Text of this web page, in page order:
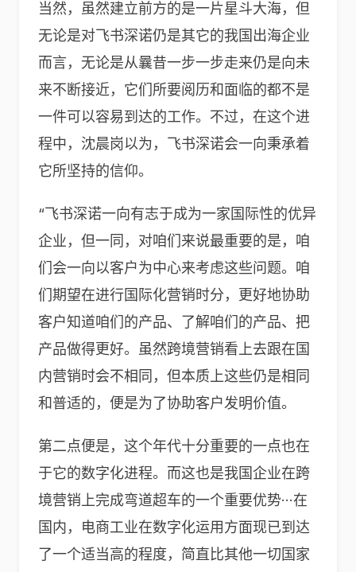
当然，虽然建立前方的是一片星斗大海，但
无论是对飞书深诺仍是其它的我国出海企业
而言，无论是从曩昔一步一步走来仍是向未
来不断接近，它们所要阅历和面临的都不是
一件可以容易到达的工作。不过，在这个进
程中，沈晨岗以为，飞书深诺会一向秉承着
它所坚持的信仰。
“飞书深诺一向有志于成为一家国际性的优异
企业，但一同，对咱们来说最重要的是，咱
们会一向以客户为中心来考虑这些问题。咱
们期望在进行国际化营销时分，更好地协助
客户知道咱们的产品、了解咱们的产品、把
产品做得更好。虽然跨境营销看上去跟在国
内营销时会不相同，但本质上这些仍是相同
和普适的，便是为了协助客户发明价值。
第二点便是，这个年代十分重要的一点也在
于它的数字化进程。而这也是我国企业在跨
境营销上完成弯道超车的一个重要优势···在
国内，电商工业在数字化运用方面现已到达
了一个适当高的程度，简直比其他一切国家